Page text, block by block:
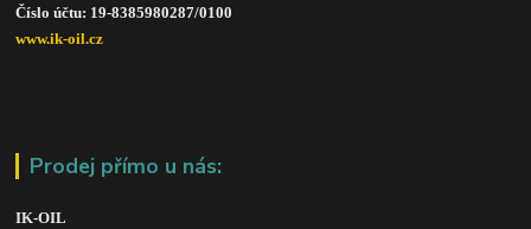
Číslo účtu: 19-8385980287/0100
www.ik-oil.cz
Prodej přímo u nás:
IK-OIL